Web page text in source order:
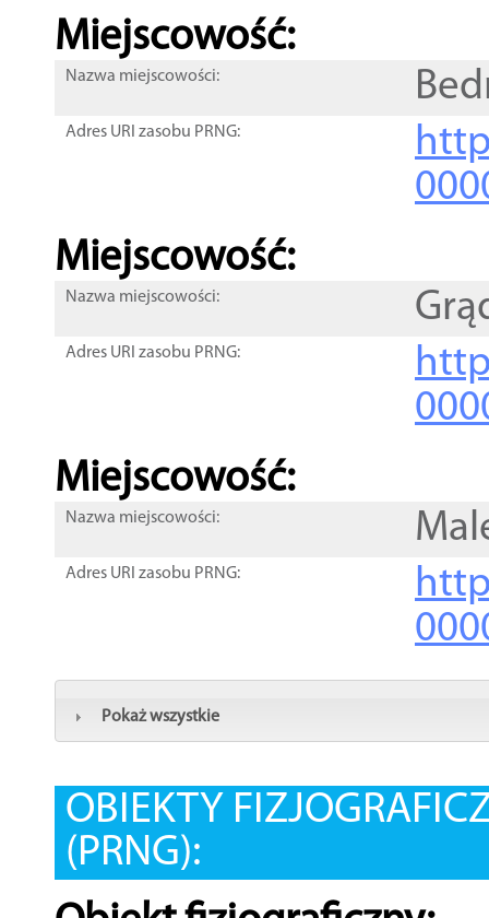
Miejscowość:
Nazwa miejscowości:
Adres URI zasobu PRNG:
Miejscowość:
Nazwa miejscowości:
Adres URI zasobu PRNG:
Miejscowość:
Nazwa miejscowości:
Adres URI zasobu PRNG:
Pokaż wszystkie
OBIEKTY
(PRNG):